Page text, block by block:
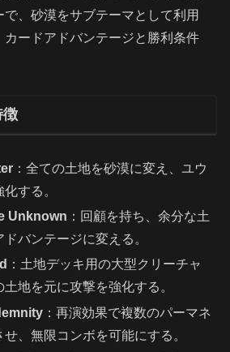
で、砂漠をサブテーマとして利用
カードアドバンテージと勝利条件
徴
：全ての土地を砂漠に変え、ユウ
する。
Unknown ：回顧を持ち、余分な土
バンテージに変える。
：土地デッキ用の大型クリーチャ
地を元に攻撃を強化する。
：再演効果で複数のパーマネ
せ、無限コンボを可能にする。